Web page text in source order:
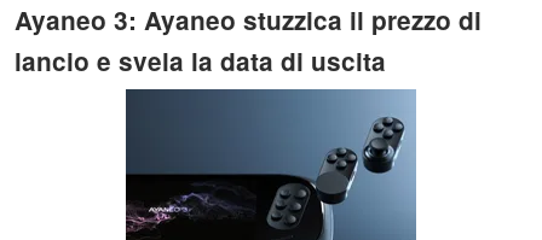
Ayaneo 3: Ayaneo stuzzica il prezzo di
lancio e svela la data di uscita